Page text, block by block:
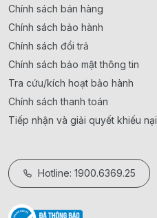
Chính sách bán hàng
Chính sách bảo hành
Chính sách đổi trả
Chính sách bảo mật thông tin
Tra cứu/kích hoạt bảo hành
Chính sách thanh toán
Tiếp nhận và giải quyết khiếu nại
Hotline: 1900.6369.25